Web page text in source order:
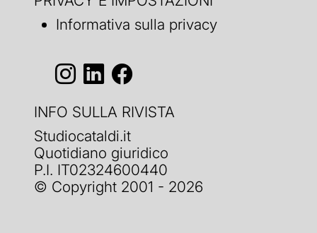
Informativa sulla privacy
INFO SULLA RIVISTA
Studiocataldi.it
Quotidiano giuridico
P.I. IT02324600440
© Copyright 2001 - 2026